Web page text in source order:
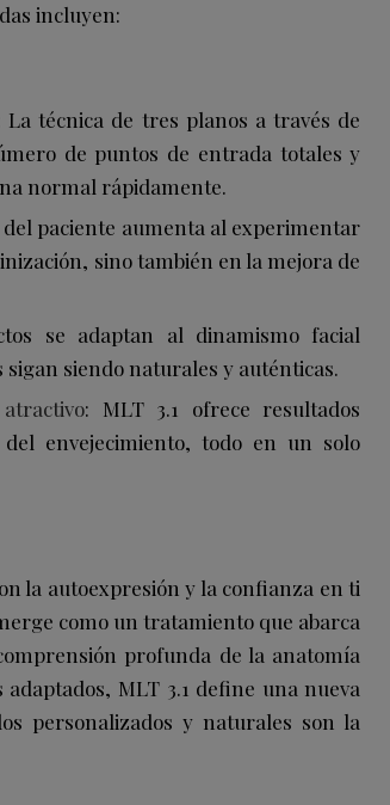
incluyen:
La técnica de tres planos a través de
de puntos de entrada totales y
normal rápidamente.
del paciente aumenta al experimentar
sino también en la mejora de
se adaptan al dinamismo facial
siendo naturales y auténticas.
: MLT 3.1 ofrece resultados
envejecimiento, todo en un solo
la autoexpresión y la confianza en ti
como un tratamiento que abarca
profunda de la anatomía
MLT 3.1 define una nueva
personalizados y naturales son la